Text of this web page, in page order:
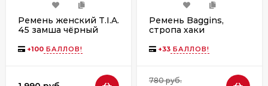
Ремень женский T.I.A.
45 замша чёрный
+100 БАЛЛОВ!
Ремень Baggins,
стропа хаки
+33 БАЛЛОВ!
780 руб.